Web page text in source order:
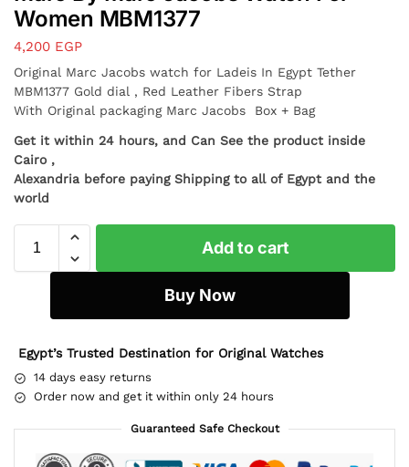
Women MBM1377
4,200 EGP
Original Marc Jacobs watch for Ladeis In Egypt Tether
MBM1377 Gold dial , Red Leather Fibers Strap
With Original packaging Marc Jacobs Box + Bag
Get it within 24 hours, and Can See the product inside
Cairo ,
Alexandria before paying Shipping to all of Egypt and the
world
Add to cart
Buy Now
Egypt’s Trusted Destination for Original Watches
14 days easy returns
Order now and get it within only 24 hours
Guaranteed Safe Checkout